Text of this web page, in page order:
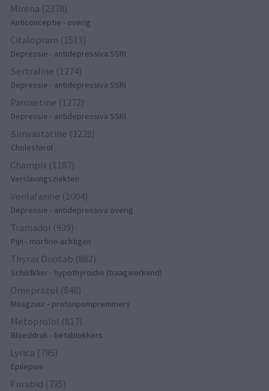
Mirena (2378)
Anticonceptie - overig
Citalopram (1513)
Depressie - antidepressiva SSRI
Sertraline (1274)
Depressie - antidepressiva SSRI
Paroxetine (1272)
Depressie - antidepressiva SSRI
Simvastatine (1228)
Cholesterol
Champix (1187)
Verslavingsziekten
Venlafaxine (1004)
Depressie - antidepressiva overig
Tramadol (939)
Pijn - morfine-achtigen
Thyrax Duotab (882)
Schildklier - hypothyroidie (traagwerkend)
Omeprazol (848)
Maagzuur - protonpompremmers
Metoprolol (817)
Bloeddruk - betablokkers
Lyrica (795)
Epilepsie
Furabid (735)